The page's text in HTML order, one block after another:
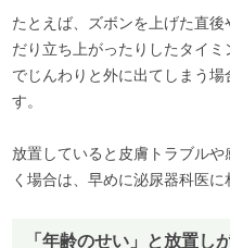
たとえば、ズボンを上げた直
だり立ち上がったりしたタイ
でじんわりと外に出てしまう
す。
放置していると皮膚トラブル
く場合は、早めに泌尿器科医に
「年齢のせい」と放置し